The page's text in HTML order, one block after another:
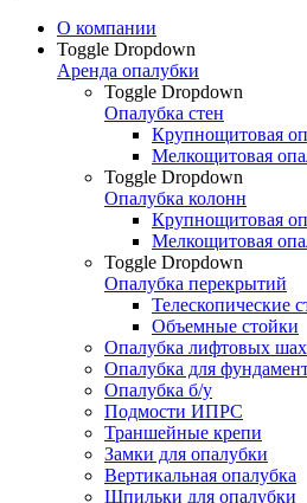
О компании
Toggle Dropdown
Аренда опалубки
Toggle Dropdown
Опалубка стен
Крупнощитовая
Мелкощитовая
Toggle Dropdown
Опалубка колонн
Крупнощитовая
Мелкощитовая
Toggle Dropdown
Опалубка перекрытий
Телескопические
Объемные стойки
Опалубка лифтовых
Опалубка для
Опалубка б/у
Подмости ИПРС
Траншейные крепи
Замки для опалубки
Вертикальная опалубка
Шпильки для опалубки